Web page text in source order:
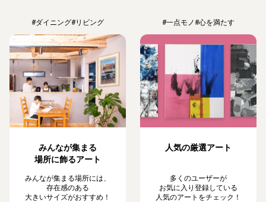
#ダイニング#リビング
みんなが集まる
場所に飾るアート
みんなが集まる場所には、
存在感のある
大きいサイズがおすすめ！
#一点モノ#心を満たす
人気の厳選アート
多くのユーザーが
お気に入り登録している
人気のアートをチェック！